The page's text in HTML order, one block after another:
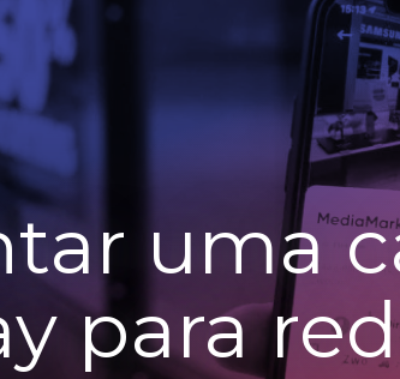
uma
para